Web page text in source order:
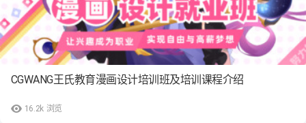
16.2k 浏览
CGWANG王氏教育漫画设计培训班及培训课程介绍